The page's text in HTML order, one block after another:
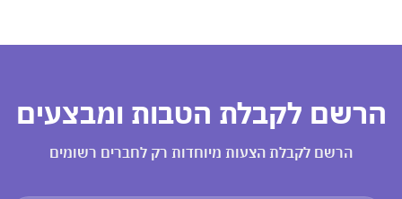
הרשם לקבלת הטבות ומבצעים
הרשם לקבלת הצעות מיוחדות רק לחברים רשומים